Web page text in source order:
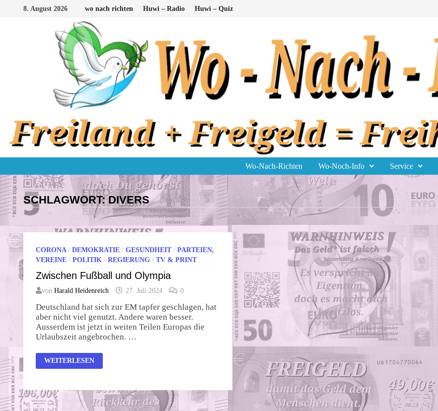
8. August 2026 wo nach richten Huwi – Radio Huwi – Quiz
Wo-Nach-Richten Wo-Noch-Info Service
SCHLAGWORT:DIVERS
CORONA/ DEMOKRATIE / GESUNDHEIT/ PARTEIEN,
VEREINE / POLITIK / REGIERUNG / TV & PRINT
Zwischen Fußball und Olympia
von Harald Heidenreich 27. Juli 2024 0
Deutschland hat sich zur EM tapfer geschlagen, hat
aber nicht viel genutzt. Andere waren besser.
Ausserdem ist jetzt in weiten Teilen Europas die
Urlaubszeit angebrochen. …
ZWISCHEN
FUSSBALL U
WEITERLESEN